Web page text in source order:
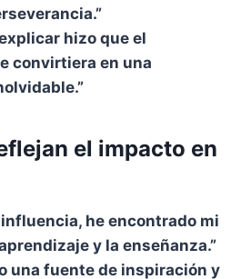
hizo que el
convirtiera en una
el impacto en
influencia, he encontrado mi
y la enseñanza.”
una fuente de inspiración y